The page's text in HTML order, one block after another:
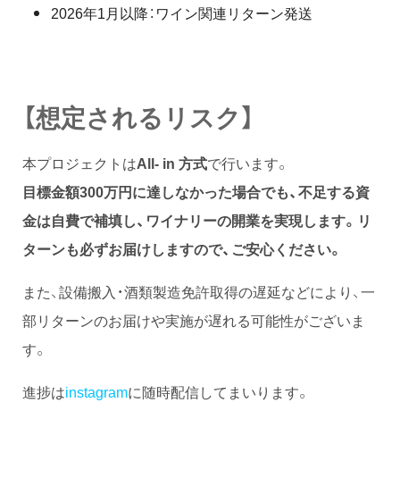
2026年1月以降：ワイン関連リターン発送
【想定されるリスク】
本プロジェクトはAll- in 方式で行います。
目標金額300万円に達しなかった場合でも、不足する資
金は自費で補填し、ワイナリーの開業を実現します。リ
ターンも必ずお届けしますので、ご安心ください。
また、設備搬入・酒類製造免許取得の遅延などにより、一
部リターンのお届けや実施が遅れる可能性がございま
す。
進捗はinstagramに随時配信してまいります。